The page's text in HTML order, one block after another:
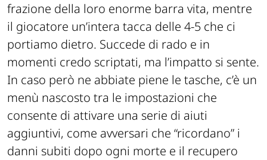
frazione della loro enorme barra vita, mentre
il giocatore un’intera tacca delle 4-5 che ci
portiamo dietro. Succede di rado e in
momenti credo scriptati, ma l’impatto si sente.
In caso però ne abbiate piene le tasche, c’è un
menù nascosto tra le impostazioni che
consente di attivare una serie di aiuti
aggiuntivi, come avversari che “ricordano” i
danni subiti dopo ogni morte e il recupero